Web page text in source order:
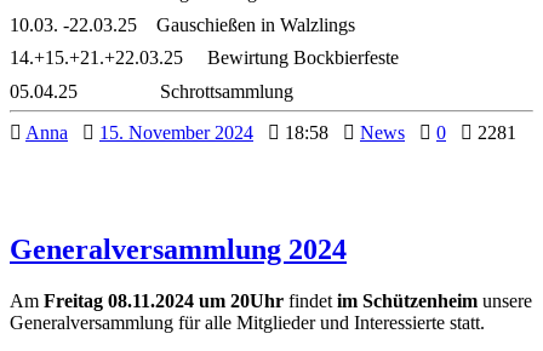
10.03. -22.03.25 Gauschießen in Walzlings
14.+15.+21.+22.03.25 Bewirtung Bockbierfeste
05.04.25 Schrottsammlung
Anna
15. November 2024 18:58 News 0 2281
Generalversammlung 2024
Am Freitag 08.11.2024 um 20Uhr findet im Schützenheim unsere
Generalversammlung für alle Mitglieder und Interessierte statt.